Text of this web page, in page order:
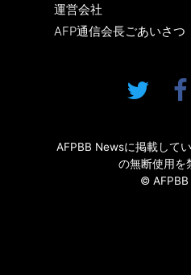
運営会社
AFP通信会長ごあいさつ
AFPBB Newsに掲載して
の無断使用を
©